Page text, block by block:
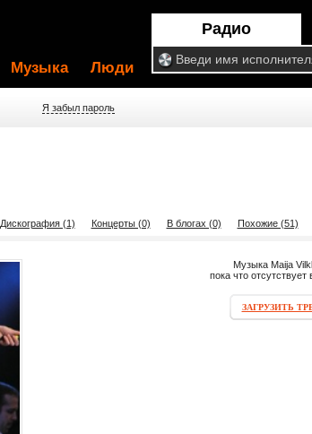
Радио
Музыка Люди
Я забыл пароль
Дискография (1) Концерты (0) В блогах (0) Похожие (51)
Музыка Maija
пока что отсутствует
ЗАГРУЗИТЬ